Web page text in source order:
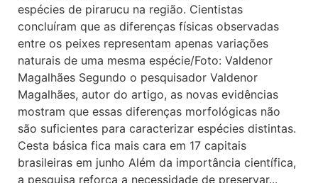
espécies de pirarucu na região. Cientistas
concluíram que as diferenças físicas observadas
entre os peixes representam apenas variações
naturais de uma mesma espécie/Foto: Valdenor
Magalhães Segundo o pesquisador Valdenor
Magalhães, autor do artigo, as novas evidências
mostram que essas diferenças morfológicas não
são suficientes para caracterizar espécies distintas.
Cesta básica fica mais cara em 17 capitais
brasileiras em junho Além da importância científica,
a pesquisa reforça a necessidade de preservar...